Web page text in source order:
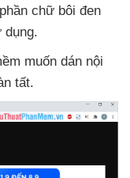
chữ bôi đen
dụng.
muốn dán nội
tất.